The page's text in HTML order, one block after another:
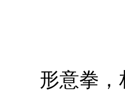
形意拳，相